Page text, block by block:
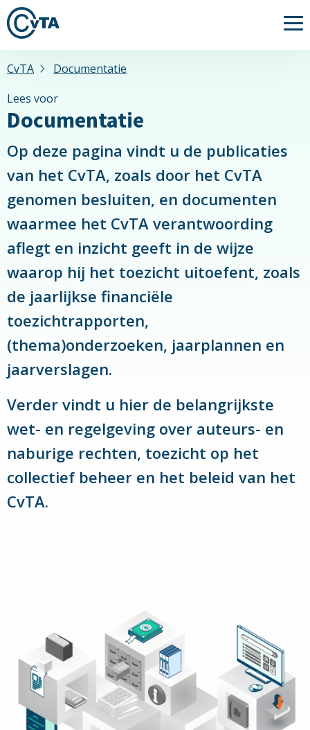
CvTA
Documentatie
Lees voor
Documentatie
Op deze pagina vindt u de publicaties
van het CvTA, zoals door het CvTA
genomen besluiten, en documenten
waarmee het CvTA verantwoording
aflegt en inzicht geeft in de wijze
waarop hij het toezicht uitoefent, zoals
de jaarlijkse financiële
toezichtrapporten,
(thema)onderzoeken, jaarplannen en
jaarverslagen.
Verder vindt u hier de belangrijkste
wet- en regelgeving over auteurs- en
naburige rechten, toezicht op het
collectief beheer en het beleid van het
CvTA.